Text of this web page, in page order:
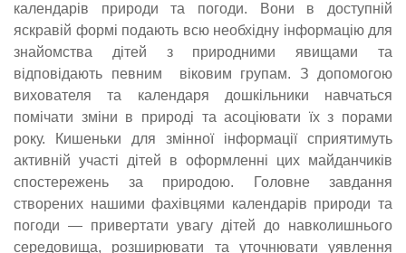
календарів природи та погоди. Вони в доступній
яскравій формі подають всю необхідну інформацію для
знайомства дітей з природними явищами та
відповідають певним віковим групам. З допомогою
вихователя та календаря дошкільники навчаться
помічати зміни в природі та асоціювати їх з порами
року. Кишеньки для змінної інформації сприятимуть
активній участі дітей в оформленні цих майданчиків
спостережень за природою. Головне завдання
створених нашими фахівцями календарів природи та
погоди — привертати увагу дітей до навколишнього
середовища, розширювати та уточнювати уявлення